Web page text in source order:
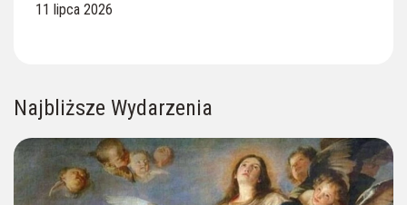
11 lipca 2026
Najbliższe Wydarzenia